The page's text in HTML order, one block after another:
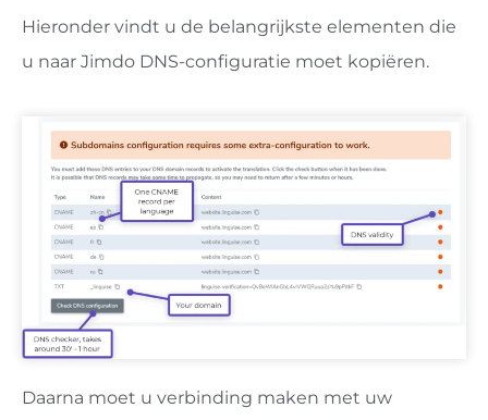
Hieronder vindt u de belangrijkste elementen die
u naar Jimdo DNS-configuratie moet kopiëren.
Daarna moet u verbinding maken met uw